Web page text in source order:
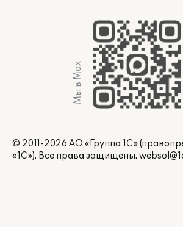
Мы в Max
© 2011-2026 АО «Группа 1С»
«1С»). Все права защищены.